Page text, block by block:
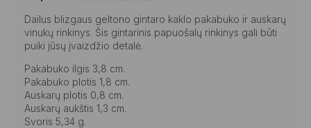
Dailus blizgaus geltono gintaro kaklo pakabuko ir auskarų
vinukų rinkinys. Šis gintarinis papuošalų rinkinys gali būti
puiki jūsų įvaizdžio detalė.
Pakabuko ilgis 3,8 cm.
Pakabuko plotis 1,8 cm.
Auskarų plotis 0,8 cm.
Auskarų aukštis 1,3 cm.
Svoris 5,34 g.